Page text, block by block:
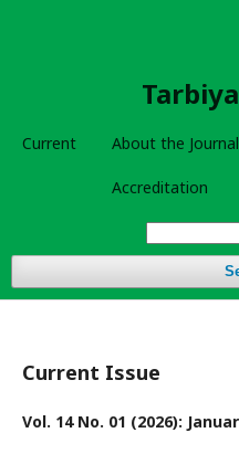
Current About the Journal
Accreditation
Current Issue
Vol. 14 No. 01 (2026):